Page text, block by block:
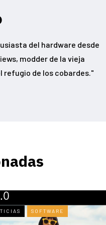
del hardware desde
modder de la vieja
refugio de los cobardes."
SOFTWARE